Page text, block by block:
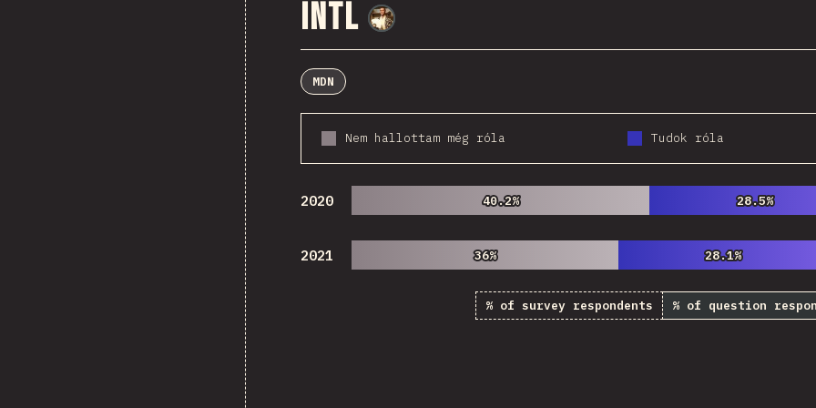
Intl
MDN
Nem hallottam még róla Tudok róla
2020 40.2%
40.2% 28.5%
28.5%
2021 36%
36% 28.1%
28.1%
% of survey respondents % of question